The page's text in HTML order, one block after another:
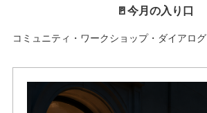
🚪今月の入り口
コミュニティ・ワークショップ・ダイアログ